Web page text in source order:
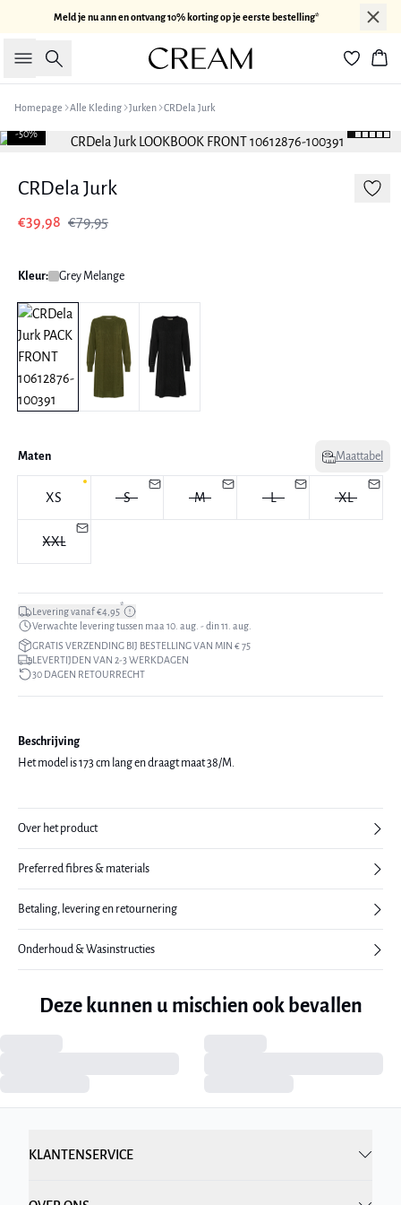
Meld je nu ann en ontvang 10% korting op je eerste bestelling*
Zoeken
Homepage Alle Kleding Jurken CRDela Jurk
-50%
CRDela Jurk
€39,98 €79,95
Kleur: Grey Melange
Maten Maattabel
XS S M L XL
XXL
Levering vanaf €4,95*
Verwachte levering tussen maa 10. aug. - din 11. aug.
GRATIS VERZENDING BIJ BESTELLING VAN MIN € 75
LEVERTIJDEN VAN 2-3 WERKDAGEN
30 DAGEN RETOURRECHT
Beschrijving
Het model is 173 cm lang en draagt maat 38/M.
Over het product
Preferred fibres & materials
Betaling, levering en retournering
Onderhoud & Wasinstructies
Deze kunnen u mischien ook bevallen
KLANTENSERVICE